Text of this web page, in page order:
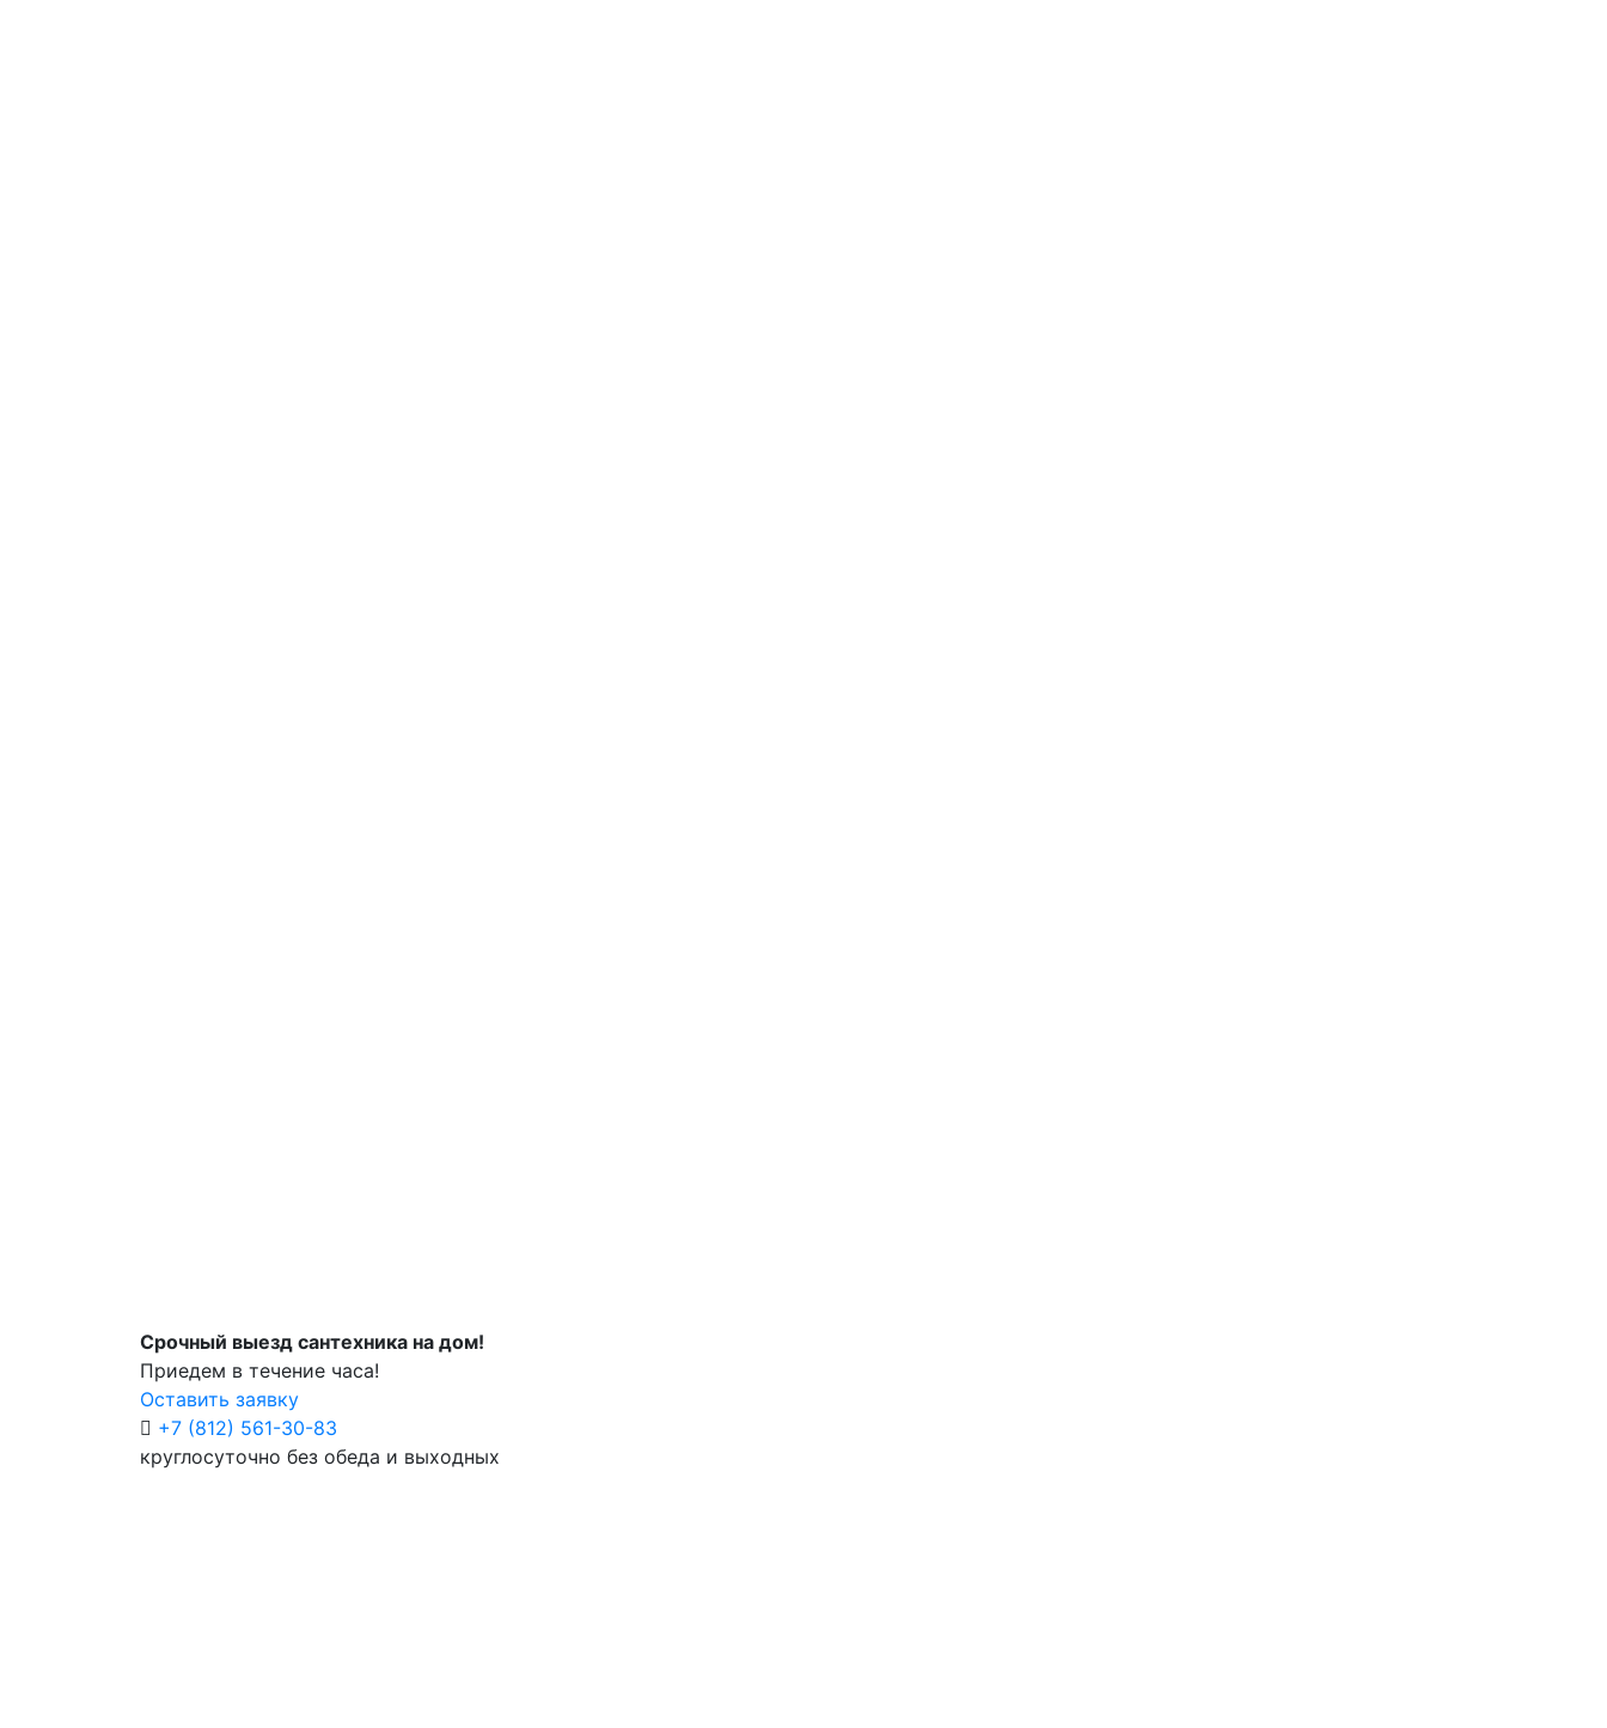
Срочный выезд сантехника на дом!
Приедем в течение часа!
Оставить заявку
+7 (812) 561-30-83
круглосуточно без обеда и выходных